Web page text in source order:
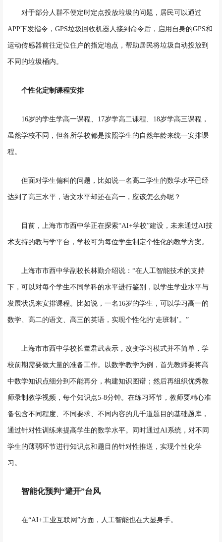
对于部分人群不便定时定点投放垃圾的问题，居民可以通过
APP下发指令，GPS垃圾回收机器人接到命令后，启用自身的GPS和
运动传感器前往定位住户的指定地点，帮助居民将垃圾自动投放到
不同的垃圾桶内。
个性化定制课程安排
16岁的学生学高一课程、17岁学高二课程、18岁学高三课程，
虽然学校不同，但各所学校都是按照学生的自然年龄来统一安排课
程。
但面对学生偏科的问题，比如说一名高二学生的数学水平已经
达到了高三水平，语文水平却还在高一，应该怎么办呢？
目前，上海市市西中学正在探索“AI+学校”建设，未来通过AI技
术支持的教与学平台，学校可为每位学生制定个性化的教学方案。
上海市市西中学副校长林勤介绍说：“在人工智能技术的支持
下，可以对每个学生不同学科的水平进行鉴别，以学生学业水平与
发展状况来安排课程。比如说，一名16岁的学生，可以学习高一的
数学、高二的语文、高三的英语，实现个性化的‘走班制’。”
上海市市西中学校长董君武表示，改变学习模式并不简单，学
校前期需要做大量的准备工作。以数学教学为例，首先教师要将高
中数学知识点细分到不能再分，构建知识图谱；然后再组织优秀教
师录制教学视频，每个知识点5-8分钟。在练习环节，教师要精心准
备包含不同程度、不同要求、不同内容的几千道题目的基础题库，
通过针对性训练来提高学生的数学水平。同时通过AI系统，对不同
学生的薄弱环节进行知识点和题目的针对性推送，实现个性化学
习。
智能化预判“避开”台风
在“AI+工业互联网”方面，人工智能也在大显身手。